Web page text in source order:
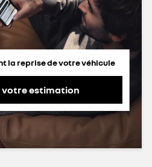
la reprise de votre véhicule
votre estimation